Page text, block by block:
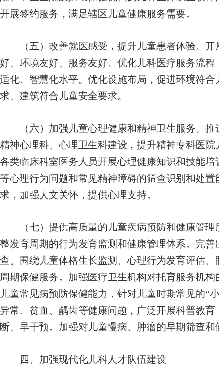
开展签约服务，满足辖区儿童健康服务需要。
（五）改善就医感受，提升儿童患者体验。开
好、环境友好、服务友好。优化儿科医疗服务流
适化、智慧化水平。优化设施布局，促进环境符
求、建筑符合儿童安全要求。
（六）加强儿童心理健康和精神卫生服务。推
精神心理科、心理卫生科建设，提升精神专科医
各类临床科室医务人员开展心理健康知识和技能
等心理行为问题和常见精神障碍的筛查识别和处
求，加强人文关怀，提供心理支持。
（七）提供高质量的儿童疾病预防和健康管理
整发育周期的行为发育监测和健康管理体系。完
查。围绕儿童体格生长监测、心理行为发育评估
周期保健服务。加强医疗卫生机构对托育服务机
儿童常见病预防保健能力，针对儿童时期常见的“
异常、贫血、龋齿等健康问题，广泛开展科普教
断、早干预。加强对儿童慢病、肿瘤的早期筛查和
四、加强现代化儿科人才队伍建设